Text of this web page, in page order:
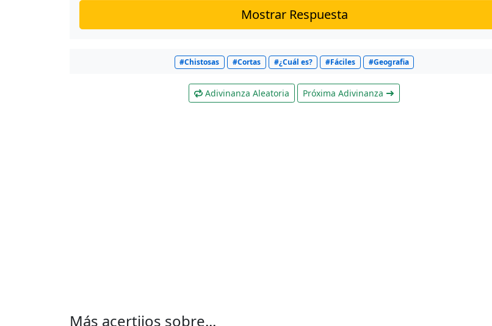
Mostrar Respuesta
#Chistosas #Cortas #¿Cuál es? #Fáciles #Geografia
Adivinanza Aleatoria Próxima Adivinanza
Más acertijos sobre...